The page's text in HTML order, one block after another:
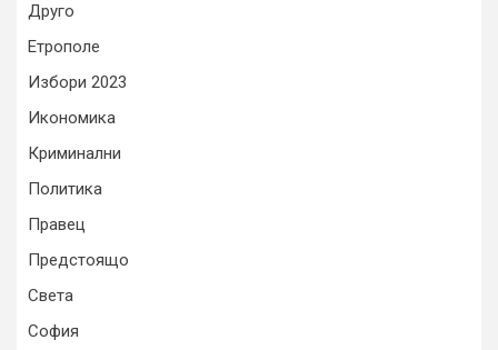
Друго
Етрополе
Избори 2023
Икономика
Криминални
Политика
Правец
Предстоящо
Света
София